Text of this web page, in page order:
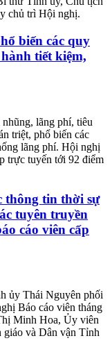
chủ trì Hội nghị.
biến các quy
tiết kiệm,
lãng phí, tiêu
triệt, phổ biến các
lãng phí. Hội nghị
trực tuyến tới 92 điểm
thông tin thời sự
tuyên truyền
cáo viên cấp
ủy Thái Nguyên phối
Báo cáo viên tháng
Minh Hoa, Ủy viên
và Dân vận Tỉnh